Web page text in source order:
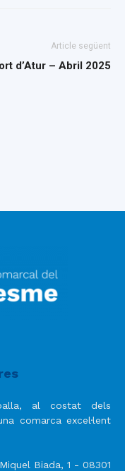
Article següent
d’Atur – Abril 2025
al costat dels
comarca excel·lent
Biada, 1 - 08301